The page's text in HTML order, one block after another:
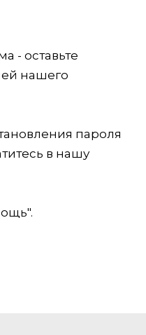
- оставьте
нашего
пароля
в нашу